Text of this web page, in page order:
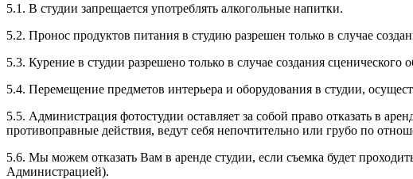
5.1. В студии запрещается употреблять алкогольные напитки.
5.2. Пронос продуктов питания в студию разрешен только в случае
5.3. Курение в студии разрешено только в случае создания
5.4. Перемещение предметов интерьера и оборудования в студии,
5.5. Администрация фотостудии оставляет за собой право отказать в
противоправные действия, ведут себя непочтительно или грубо по
5.6. Мы можем отказать Вам в аренде студии, если съемка будет
Администрацией).